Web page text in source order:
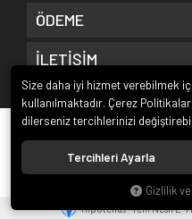
ÖDEME
İLETİŞİM
Hipotenüs Yeni Nesil E-
Size daha iyi hizmet verebilmek
kullanılmaktadır. Çerez
dilerseniz tercihlerinizi
Tercihleri Ayarla
Gizlilik